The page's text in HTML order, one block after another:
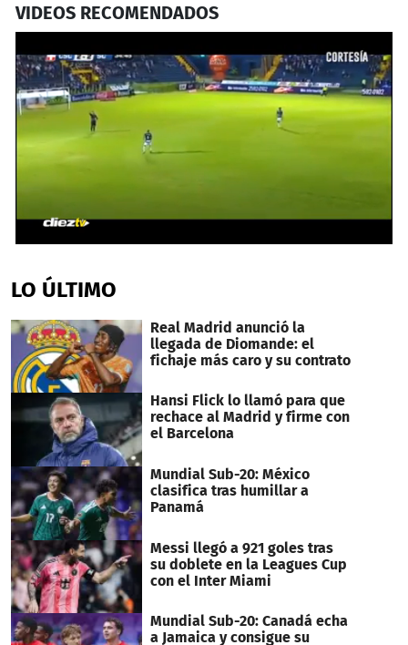
VIDEOS RECOMENDADOS
of
56
LO ÚLTIMO
Real Madrid anunció la
llegada de Diomande: el
fichaje más caro y su contrato
Hansi Flick lo llamó para que
rechace al Madrid y firme con
el Barcelona
Mundial Sub-20: México
clasifica tras humillar a
Panamá
Messi llegó a 921 goles tras
su doblete en la Leagues Cup
con el Inter Miami
Mundial Sub-20: Canadá echa
a Jamaica y consigue su